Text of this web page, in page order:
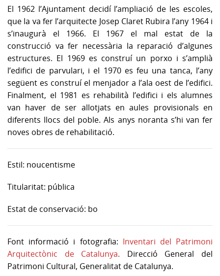
El 1962 l’Ajuntament decidí l’ampliació de les escoles,
que la va fer l’arquitecte Josep Claret Rubira l’any 1964 i
s’inaugurà el 1966. El 1967 el mal estat de la
construcció va fer necessària la reparació d’algunes
estructures. El 1969 es construí un porxo i s’amplià
l’edifici de parvulari, i el 1970 es feu una tanca, l’any
següent es construí el menjador a l’ala oest de l’edifici.
Finalment, el 1981 es rehabilità l’edifici i els alumnes
van haver de ser allotjats en aules provisionals en
diferents llocs del poble. Als anys noranta s’hi van fer
noves obres de rehabilitació.
Estil: noucentisme
Titularitat: pública
Estat de conservació: bo
Font informació i fotografia: Inventari del Patrimoni
Arquitectònic de Catalunya. Direcció General del
Patrimoni Cultural, Generalitat de Catalunya.